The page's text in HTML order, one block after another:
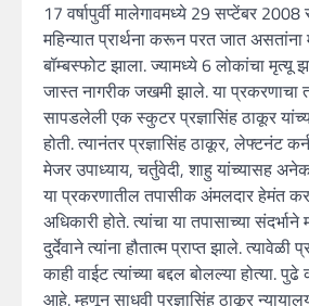
17 वर्षापुर्वी मालेगावमध्ये 29 सप्टेंबर 2008
महिन्यात प्रार्थना करून परत जात असतांना
बॉम्बस्फोट झाला. ज्यामध्ये 6 लोकांचा मृत्यू
जास्त नागरीक जखमी झाले. या प्रकरणाचा
सापडलेली एक स्कुटर प्रज्ञासिंह ठाकूर
होती. त्यानंतर प्रज्ञासिंह ठाकूर, लेफ्टनंट
मेजर उपाध्याय, चर्तुवेदी, शाहु यांच्यासह
या प्रकरणातील तपासीक अंमलदार हेमंत
अधिकारी होते. त्यांचा या तपासाच्या
दुर्देवाने त्यांना हौतात्म प्राप्त झाले. त्यावेळी
काही वाईट त्यांच्या बद्दल बोलल्या होत्या.
आहे. म्हणून साधवी प्रज्ञासिंह ठाकूर